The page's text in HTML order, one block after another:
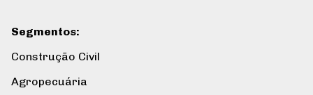
Segmentos:
Construção Civil
Agropecuária